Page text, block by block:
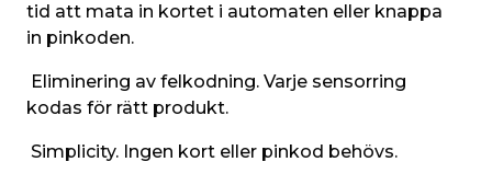
tid att mata in kortet i automaten eller knappa
in pinkoden.
kodas för rätt produkt.
Simplicity. Ingen kort eller pinkod behövs.